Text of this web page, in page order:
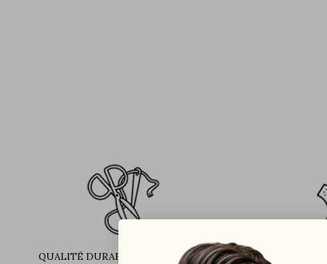
QUALITÉ DURABLE DEPUIS 51 ANS